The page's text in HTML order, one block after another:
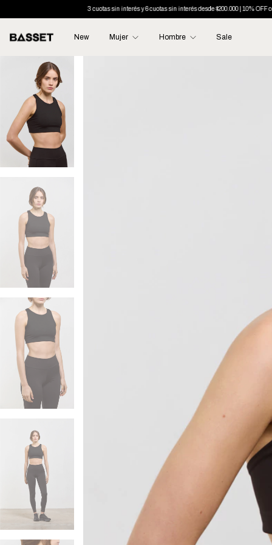
3 cuotas sin interés y 6 cuotas sin interés desde $200.000 | 10% OFF con transferencia
New Mujer Hombre Sale